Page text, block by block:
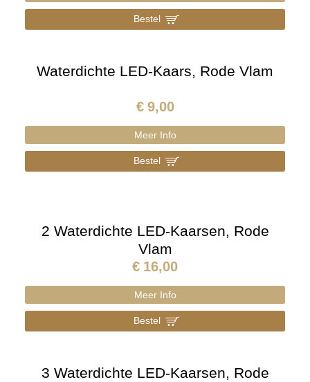
Bestel ]
Waterdichte LED-Kaars, Rode Vlam
€ 9,00
Meer Info
Bestel ]
2 Waterdichte LED-Kaarsen, Rode
Vlam
€ 16,00
Meer Info
Bestel ]
3 Waterdichte LED-Kaarsen, Rode